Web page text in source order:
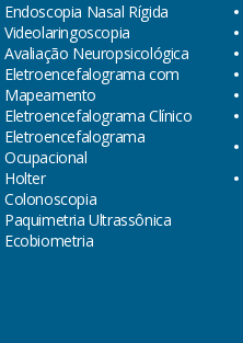
Endoscopia Nasal Rígida
Videolaringoscopia
Avaliação Neuropsicológica
Eletroencefalograma com
Mapeamento
Eletroencefalograma Clínico
Eletroencefalograma
Ocupacional
Holter
Colonoscopia
Paquimetria Ultrassônica
Ecobiometria